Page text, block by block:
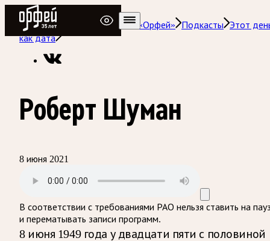
Радио Орфей
Радио классической музыки «Орфей»
Подкасты
Этот
как дата
Роберт Шуман
8 июня 2021
В соответствии с требованиями РАО нельзя ставить на
и перематывать записи программ.
8 июня 1949 года у двадцати пяти с половиной